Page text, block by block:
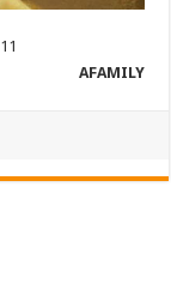
AFAMILY